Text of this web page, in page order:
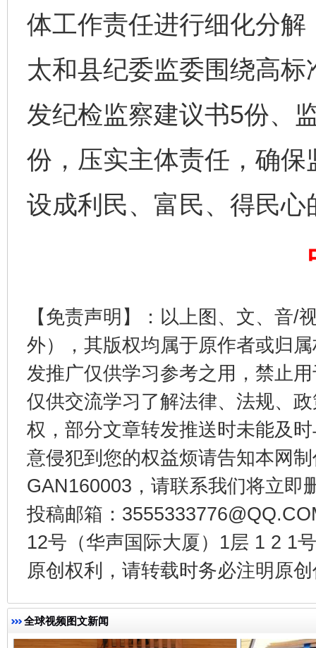
体工作责任进行细化分
太和县纪委监委围绕高
发纪检监察建议书5份、
份，压实主体责任，确
设成利民、富民、得民心
【免责声明】：以上图、文、音/
外），其版权均属于原作者或归
发推广仅供学习参考之用，禁止
仅供交流学习了解法律、法规、
权，部分文章转发推送时未能及
意侵犯到您的权益烦请告知本网
GAN160003，请联系我们将立即
投稿邮箱：
12号（华声国际大厦）1层 1 2 1
原创权利，请转载时务必注明原
全球视频图文新闻
千年窑火 生生不息
揭开“小金库”的免责幌子
受贿1.44亿！段成刚被判无期 从幼